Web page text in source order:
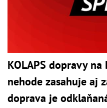
KOLAPS dopravy
nehode zasahuje aj
doprava je